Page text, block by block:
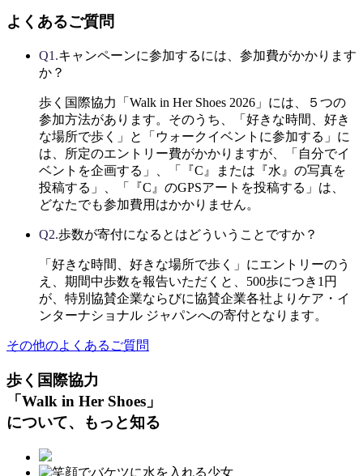
よくあるご質問
Q1.キャンペーンに参加するには、参加費がかかります
か？
歩く国際協力「Walk in Her Shoes 2026」には、５つの
参加方法があります。そのうち、「好きな時間、好き
な場所で歩く」と「ウォークイベントに参加する」に
は、所定のエントリー費がかかりますが、「自分でイ
ベントを企画する」、「『C』または『水』の写真を
投稿する」、「『C』のGPSアートを投稿する」は、
どなたでも参加費用はかかりません。
Q2.歩数が寄付になるとはどういうことですか？
「好きな時間、好きな場所で歩く」にエントリーのう
え、期間中歩数を報告いただくと、500歩につき1円
が、特別協賛企業ならびに協賛企業各社よりケア・イ
ンターナショナル ジャパンへの寄付となります。
その他のよくあるご質問
歩く国際協力
「Walk in Her Shoes」
について、もっと知る